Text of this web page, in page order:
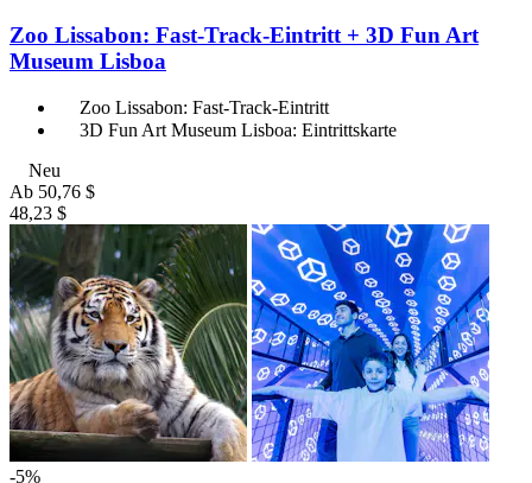
Zoo Lissabon: Fast-Track-Eintritt + 3D Fun Art
Museum Lisboa
Zoo Lissabon: Fast-Track-Eintritt
3D Fun Art Museum Lisboa: Eintrittskarte
Neu
Ab 50,76 $
48,23 $
-5%